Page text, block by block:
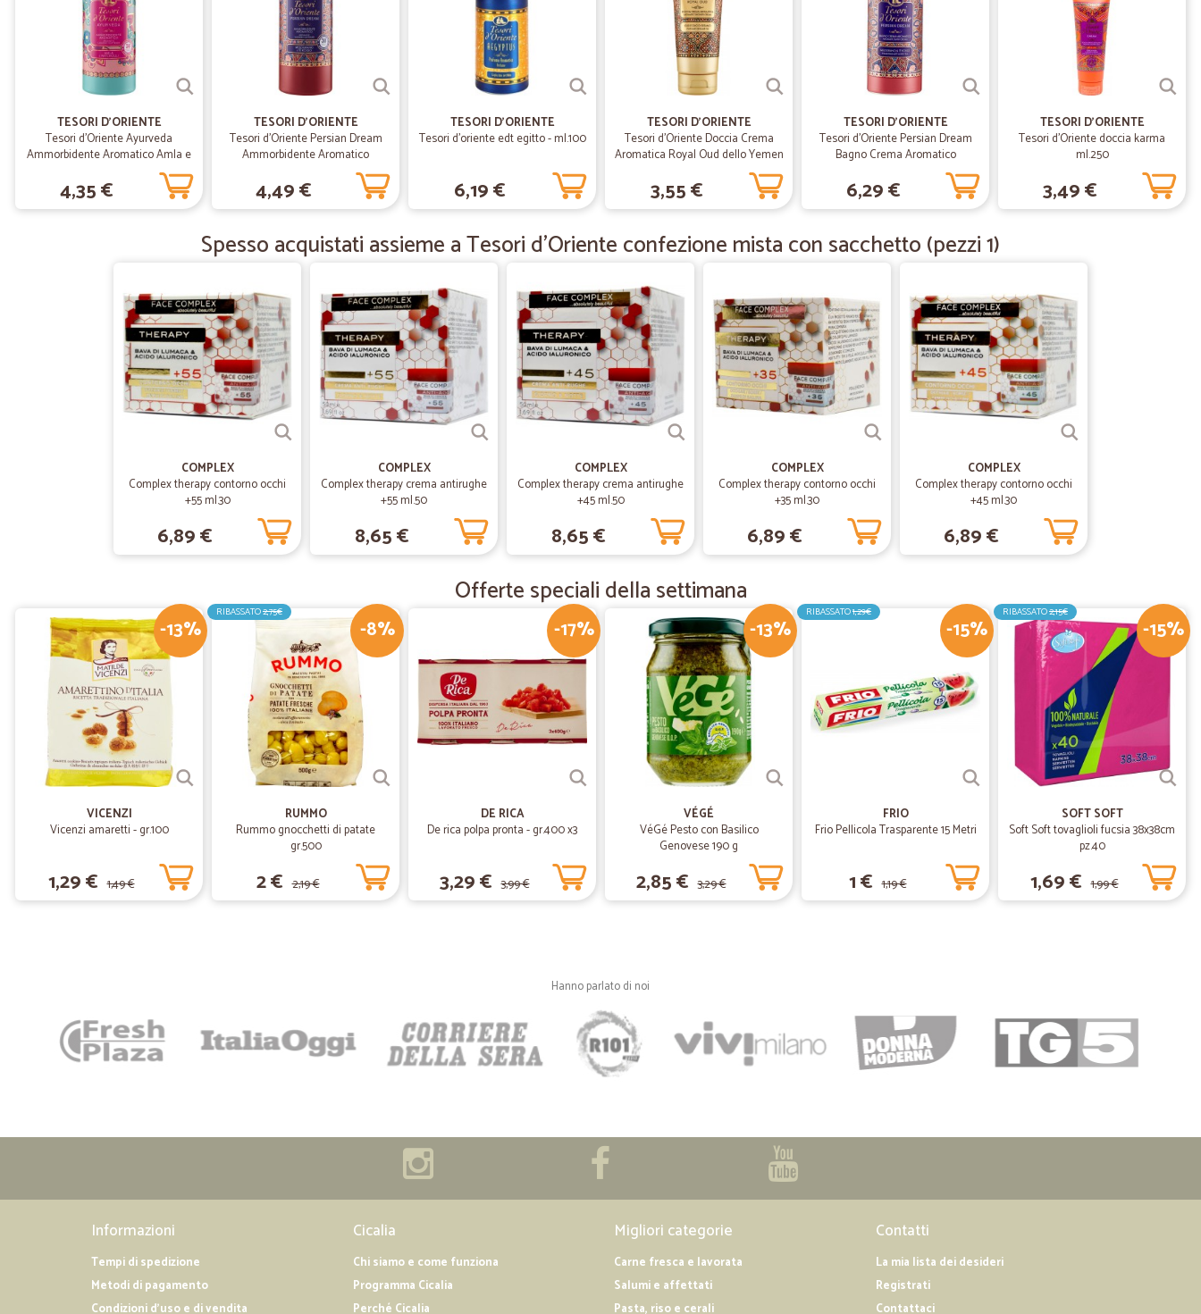
Dato il periodo di emergenza è stato un po' difficoltoso inoltrare l'ordine, ma per il resto
Cicalia fornisce e ottimo servizio. Ho ordinato alle 00:05 e nel pomeriggio mi è stata
consegnata la merce, perfetto!
Servizio veloce e spedizione…
Servizio veloce e spedizione impeccabile
06/01/2020
—Gioia L.
Ottimo servizio
11/12/2019
—Mirko R.
Super
Tutto perfetto!!!
07/10/2019
Veramente soddisfattissima dalla…
Veramente soddisfattissima dalla gestione dell'ordine. Tutto perfetto Comprerò ancora.
19/09/2019
Gabriele U.
Precisi, puntuali e convenienti almeno per il mio acquisito.
21/12/2018
—Luigi P.
veloci
veloci, puntuali ed economici.
TESORI D'ORIENTE
Tesori d'Oriente Ayurveda
Ammorbidente Aromatico Amla e
4,35 €
TESORI D'ORIENTE
Tesori d'Oriente Persian Dream
Ammorbidente Aromatico
Melograno e Tè Rosso 760 ml
4,49 €
TESORI D'ORIENTE
Tesori d'oriente edt egitto - ml.100
6,19 €
TESORI D'ORIENTE
Tesori d'Oriente Doccia Crema
Aromatica Royal Oud dello Yemen
e Olio di Sesamo 250 ml.
3,55 €
TESORI D'ORIENTE
Tesori d'Oriente Persian Dream
Bagno Crema Aromatico
Melograno & Tè Rosso 500 ml
6,29 €
TESORI D'ORIENTE
Tesori d'Oriente doccia karma
ml.250
3,49 €
Spesso acquistati assieme a Tesori d'Oriente confezione mista con sacchetto (pezzi 1)
COMPLEX
Complex therapy contorno occhi
+55 ml.30
6,89 €
COMPLEX
Complex therapy crema antirughe
+55 ml.50
8,65 €
COMPLEX
Complex therapy crema antirughe
+45 ml.50
8,65 €
COMPLEX
Complex therapy contorno occhi
+35 ml.30
6,89 €
COMPLEX
Complex therapy contorno occhi
+45 ml.30
6,89 €
Offerte speciali della settimana
-13%
VICENZI
Vicenzi amaretti - gr.100
1,29 € 1,49 €
-8%
RIBASSATO2,75€
RUMMO
Rummo gnocchetti di patate
gr.500
2 € 2,19 €
-17%
DE RICA
De rica polpa pronta - gr.400 x3
3,29 € 3,99 €
-13%
VÉGÉ
VéGé Pesto con Basilico
Genovese 190 g
2,85 € 3,29 €
-15%
RIBASSATO1,29€
FRIO
Frio Pellicola Trasparente 15 Metri
1 € 1,19 €
-15%
RIBASSATO2,15€
SOFT SOFT
Soft Soft tovaglioli fucsia 38x38cm
pz.40
1,69 € 1,99 €
Hanno parlato di noi
Informazioni
Tempi di spedizione
Metodi di pagamento
Condizioni d'uso e di vendita
Cicalia
Chi siamo e come funziona
Programma Cicalia
Perché Cicalia
Migliori categorie
Carne fresca e lavorata
Salumi e affettati
Pasta, riso e cerali
Contatti
La mia lista dei desideri
Registrati
Contattaci